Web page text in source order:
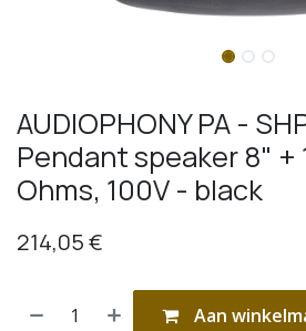
AUDIOPHONY PA -
Pendant speaker 8" +
Ohms, 100V - black
214,05€
Aan